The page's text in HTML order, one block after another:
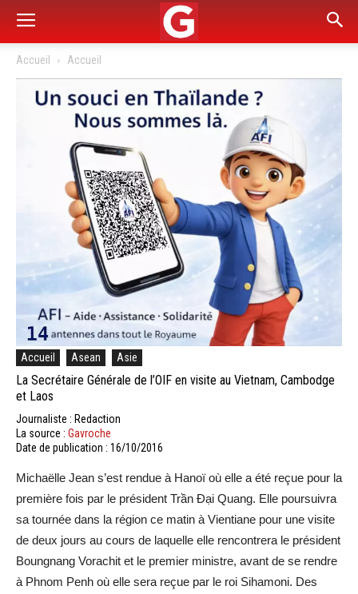
Accueil Accueil
Accueil Asean Asie
La Secrétaire Générale de l’OIF en visite au Vietnam, Cambodge
et Laos
Journaliste : Redaction
La source : Gavroche
Date de publication : 16/10/2016
Michaëlle Jean s’est rendue à Hanoï où elle a été reçue pour la
première fois par le président Trần Đại Quang. Elle poursuivra
sa tournée dans la région ce matin à Vientiane pour une visite
de deux jours au cours de laquelle elle rencontrera le président
Boungnang Vorachit et le premier ministre, avant de se rendre
à Phnom Penh où elle sera reçue par le roi Sihamoni. Des